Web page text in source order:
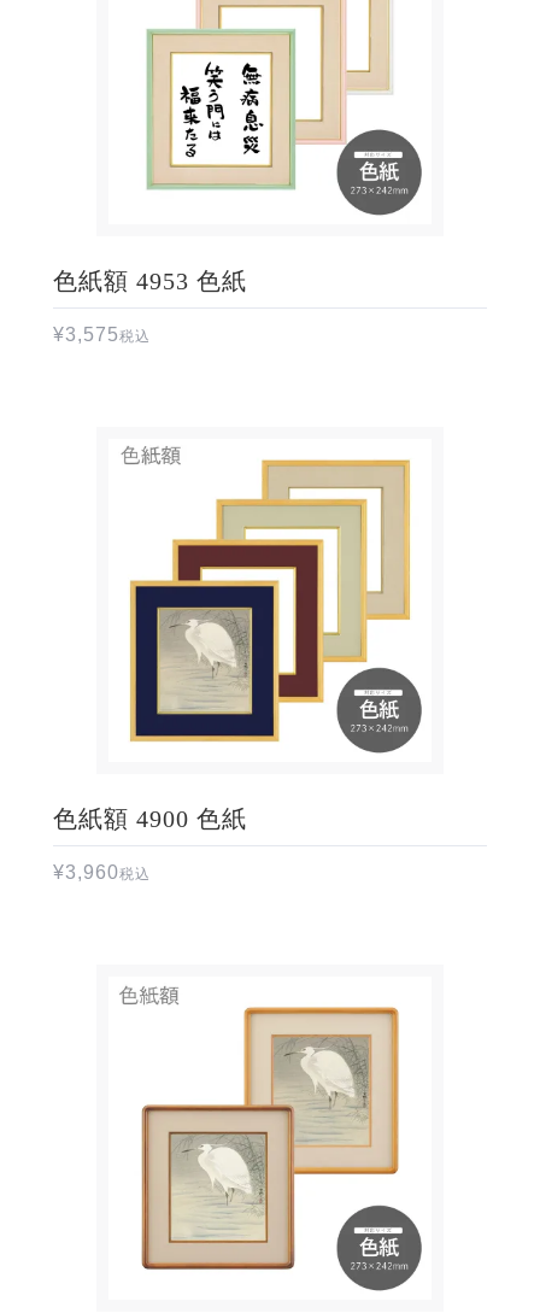
色紙額 4953 色紙
¥3,575税込
色紙額 4900 色紙
¥3,960税込